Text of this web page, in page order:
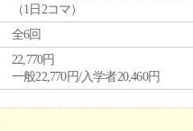
（1日2コマ）
全6回
22,770円
一般22,770円/入学者20,460円